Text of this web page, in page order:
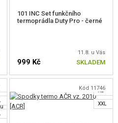
101 INC Set funkčního
termoprádla Duty Pro - černé
11.8. u Vás
999 Kč SKLADEM
ZVOLTE VELIKOST
Kód 11746
XXL
XL
L
M
S